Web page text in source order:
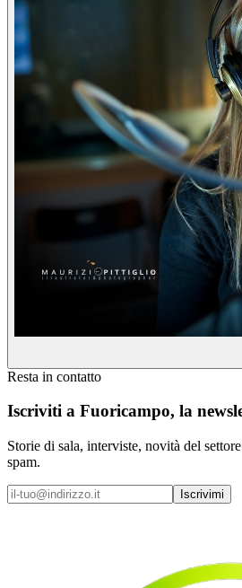
Resta in contatto
Iscriviti a Fuoricampo, la
Storie di sala, interviste, novità del
spam.
Iscrivimi